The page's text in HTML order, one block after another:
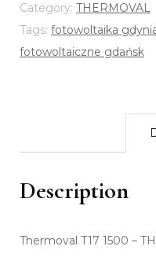
Category: THERMOVAL
Tags: fotowoltaika
fotowoltaiczne gdańsk
Description
Thermoval T17 1500 –